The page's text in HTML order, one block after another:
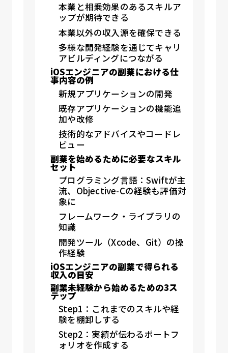
本業と相乗効果のあるスキルア
ップが期待できる
本業以外の収入源を確保できる
多様な開発経験を通じてキャリ
アビルディングにつながる
iOSエンジニアの副業における仕
事内容の例
新規アプリケーションの開発
既存アプリケーションの機能追
加や改修
技術的なアドバイスやコードレ
ビュー
副業を始めるために必要なスキル
セット
プログラミング言語：Swiftが主
流、Objective-Cの経験も評価対
象に
フレームワーク・ライブラリの
知識
開発ツール（Xcode、Git）の操
作経験
iOSエンジニアの副業で得られる
収入の目安
副業未経験から始めるための3ス
テップ
Step1：これまでのスキルや経
験を棚卸しする
Step2：実績が伝わるポートフ
ォリオを作成する